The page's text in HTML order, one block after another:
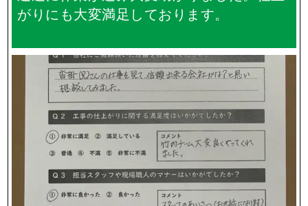
一覧を見る
長野県のお客様の声
迅速に作業が進み大変助かりました。仕上
がりにも大変満足しております。